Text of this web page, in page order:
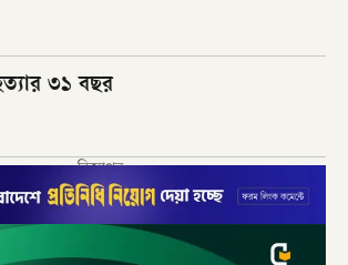
৩১ বছর
বিজ্ঞাপন